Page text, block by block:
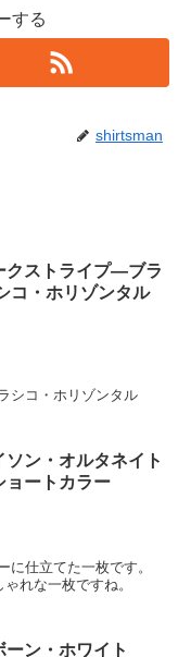
する
shirtsman
クストライプ―ブラ
・ホリゾンタル
シコ・ホリゾンタル
ソン・オルタネイト
ョートカラー
に仕立てた一枚です。
れな一枚ですね。
ン・ホワイト